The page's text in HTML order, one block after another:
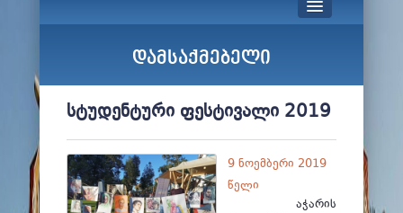
მართვა
სწავლა
ფაკულტეტები
დამსაქმებელი
სტუდენტური ფესტივალი 2019
9 ნოემბერი 2019
წელი
აჭარის